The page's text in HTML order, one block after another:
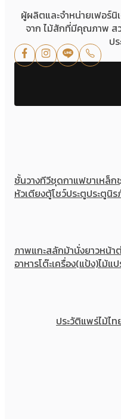
ผู้ผลิตและจำหน่ายเฟอร์
จาก ไม้สักที่มีคุณภาพ ส
ป
ชั้นวางทีวีชุดกาแฟขาเหล็ก
หัวเตียงตู้โชว์ประตูประตูนิ
ภาพแกะสลักม้านั่งยาวหน้า
อาหารโต๊ะเครื่อง(แป้ง)ไม้แ
ประวัติแพร่ไม้ไท